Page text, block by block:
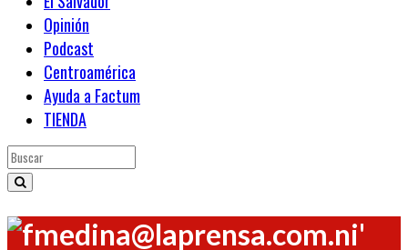
Opinión
Podcast
Centroamérica
Ayuda a Factum
TIENDA